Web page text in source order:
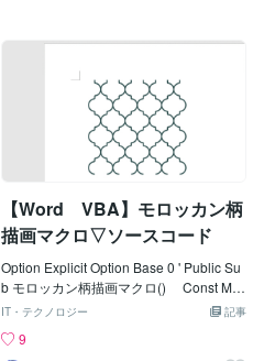
'縦/描画数 ' Const PINKLNWT = 1
'線の太さ Const PINKRADI = 26.1 +
8 '花びらの中心と
'花の中心距離 '---------------------------
------------------------------------------------ Di
m Ip As Integer, Jp As Integer Dim Kp A
s Integer, Lp As Integer Dim intCxp As I
nteger, intCyp As Integer Dim intDxp A
s Intege
【Word VBA】モロッカン柄
描画マクロ▽ソースコード
Option Explicit Option Base 0 ' Public Su
b モロッカン柄描画マクロ() Const MO
ROLEFT = 100 '描画開始位
' Ｙ ' Const MOROR
記事
IT・テクノロジー
9